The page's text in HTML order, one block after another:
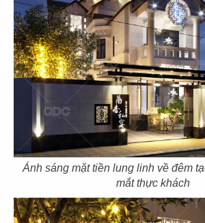
Ánh sáng mặt tiền lung linh về đêm
mắt thực khách
THIẾT KẾ NHÀ HÀNG HOA
SI YAN
Chủ đầu tư: Nhà hàng Hoa HUI
Diện tích: 470 m2
Địa điểm: Thảo Điền, Quận 2,
CHI TIẾT